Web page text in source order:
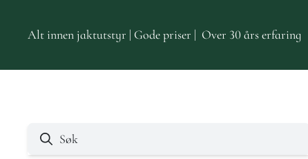
Alt innen jaktutstyr | Gode priser | Over 30 års erfaring